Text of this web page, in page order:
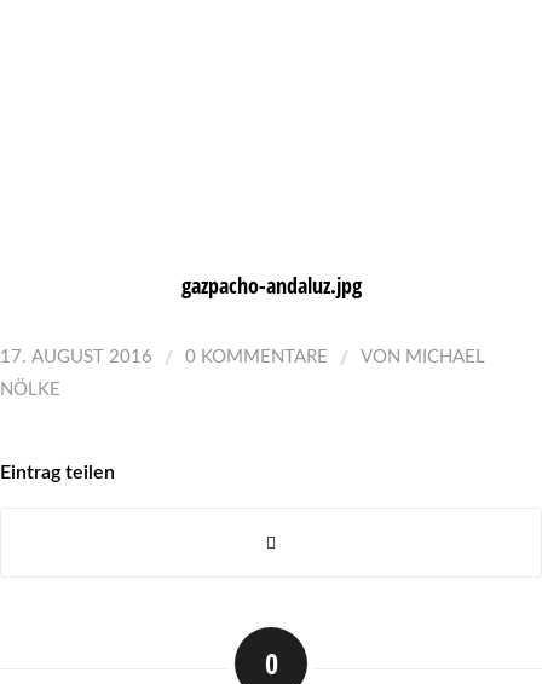
gazpacho-andaluz.jpg
17. AUGUST 2016 / 0 KOMMENTARE / VON MICHAEL
NÖLKE
Eintrag teilen
0